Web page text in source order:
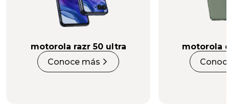
motorola razr 50 ultra
Conoce más
motorola